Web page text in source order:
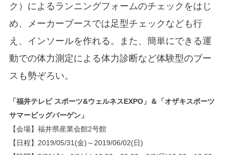
ク）によるランニングフォームのチェックをはじ
め、メーカーブースでは足型チェックなども行
え、インソールを作れる。また、簡単にできる運
動での体力測定による体力診断など体験型のブー
スも勢ぞろい。
「福井テレビ スポーツ&ウェルネスEXPO」＆「オザキスポーツ
サマービッグバーゲン」
【会場】福井県産業会館2号館
【日程】2019/05/31(金)～2019/06/02(日)